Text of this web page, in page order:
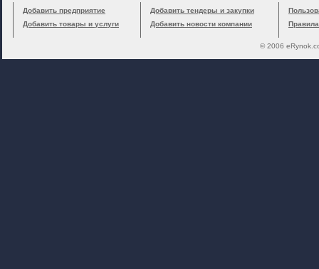
Добавить предприятие
Добавить товары и услуги
Добавить тендеры и закупки
Добавить новости компании
© 2006